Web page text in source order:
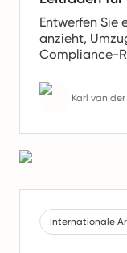
Entwerfen Sie
anzieht,
Compliance-
globalen
Karl van
Internationale